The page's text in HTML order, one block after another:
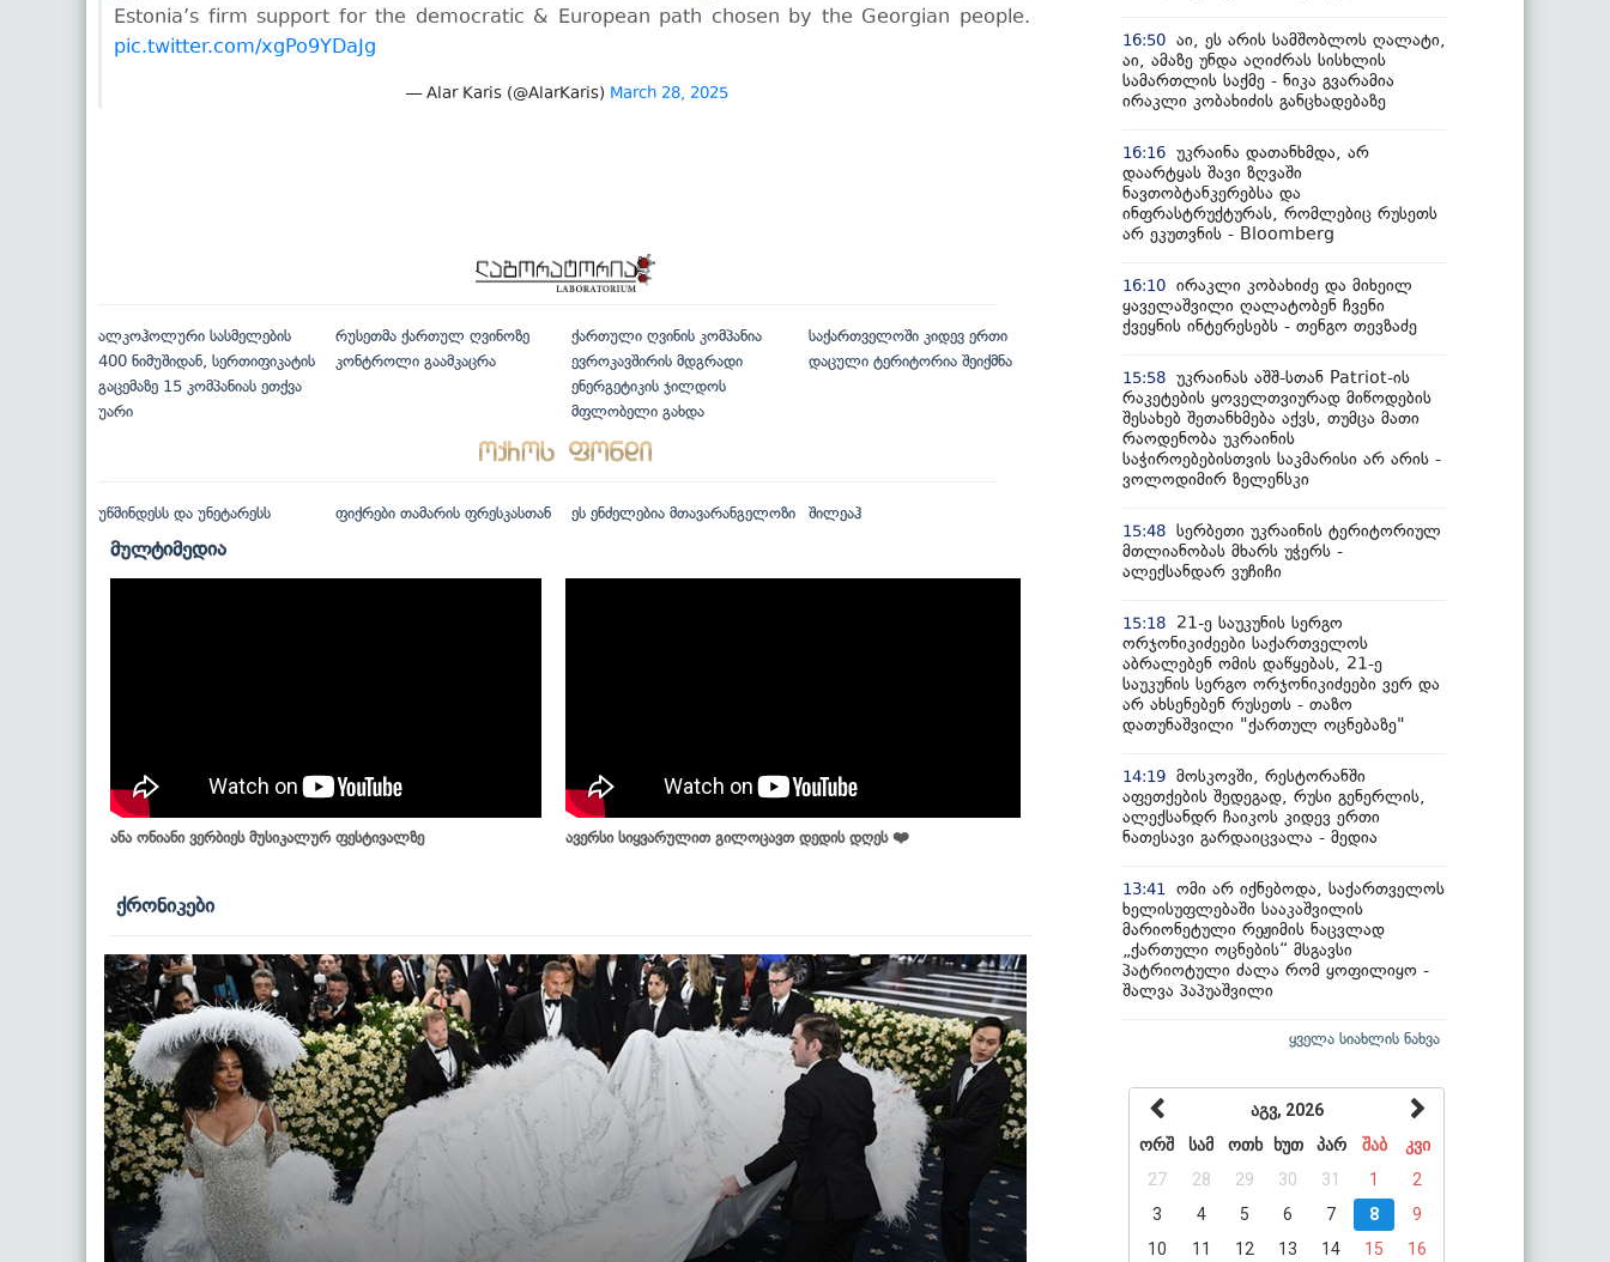
Estonia’s firm support for the democratic & European path chosen by the Georgian people.
pic.twitter.com/xgPo9YDaJg
— Alar Karis (@AlarKaris) March 28, 2025
ალკოჰოლური სასმელების
400 ნიმუშიდან, სერთიფიკატის
გაცემაზე 15 კომპანიას ეთქვა
უარი
რუსეთმა ქართულ ღვინოზე
კონტროლი გაამკაცრა
ქართული ღვინის კომპანია
ევროკავშირის მდგრადი
ენერგეტიკის ჯილდოს
მფლობელი გახდა
საქართველოში კიდევ ერთი
დაცული ტერიტორია შეიქმნა
უწმინდესს და უნეტარესს ფიქრები თამარის ფრესკასთან ეს ენძელებია მთავარანგელოზი შილეაჰ
მულტიმედია
ანა ონიანი ვერბიეს მუსიკალურ ფესტივალზე ავერსი სიყვარულით გილოცავთ დედის დღეს ❤️
ქრონიკები
16:50 აი, ეს არის სამშობლოს ღალატი,
აი, ამაზე უნდა აღიძრას სისხლის
სამართლის საქმე - ნიკა გვარამია
ირაკლი კობახიძის განცხადებაზე
16:16 უკრაინა დათანხმდა, არ
დაარტყას შავი ზღვაში
ნავთობტანკერებსა და
ინფრასტრუქტურას, რომლებიც რუსეთს
არ ეკუთვნის - Bloomberg
16:10 ირაკლი კობახიძე და მიხეილ
ყაველაშვილი ღალატობენ ჩვენი
ქვეყნის ინტერესებს - თენგო თევზაძე
15:58 უკრაინას აშშ-სთან Patriot-ის
რაკეტების ყოველთვიურად მიწოდების
შესახებ შეთანხმება აქვს, თუმცა მათი
რაოდენობა უკრაინის
საჭიროებებისთვის საკმარისი არ არის -
ვოლოდიმირ ზელენსკი
15:48 სერბეთი უკრაინის ტერიტორიულ
მთლიანობას მხარს უჭერს -
ალექსანდარ ვუჩიჩი
15:18
21-ე საუკუნის სერგო
ორჯონიკიძეები საქართველოს
აბრალებენ ომის დაწყებას, 21-ე
საუკუნის სერგო ორჯონიკიძეები ვერ და
არ ახსენებენ რუსეთს - თაზო
დათუნაშვილი "ქართულ ოცნებაზე"
14:19 მოსკოვში, რესტორანში
აფეთქების შედეგად, რუსი გენერლის,
ალექსანდრ ჩაიკოს კიდევ ერთი
ნათესავი გარდაიცვალა - მედია
13:41
ომი არ იქნებოდა, საქართველოს
ხელისუფლებაში სააკაშვილის
მარიონეტული რეჟიმის ნაცვლად
„ქართული ოცნების“ მსგავსი
პატრიოტული ძალა რომ ყოფილიყო -
შალვა პაპუაშვილი
ყველა სიახლის ნახვა
აგვ, 2026
ორშ
სამ ოთხ ხუთ პარ შაბ
კვი
27
28 29 30 31 1
2
3
4 5 6 7 8
9
10
11 12 13 14 15
16